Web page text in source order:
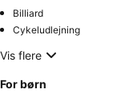
Billiard
Cykeludlejning
Vis flere
For børn